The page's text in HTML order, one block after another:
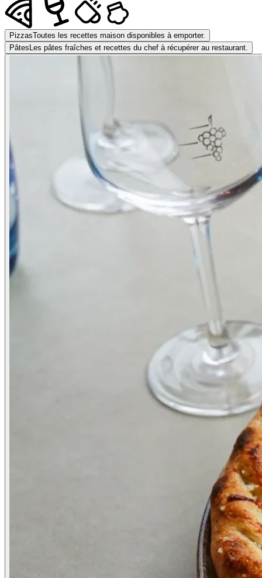
PizzasToutes les recettes maison disponibles à emporter.
Pâtes Les pâtes fraîches et recettes du chef à récupérer au restaurant.